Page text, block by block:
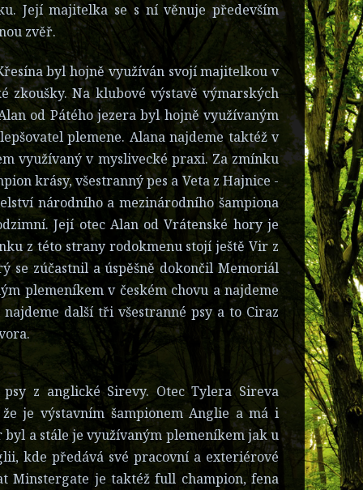
Její majitelka se s ní věnuje především
zvěř.
byl hojně využíván svojí majitelkou v
zkoušky. Na klubové výstavě výmarských
od Pátého jezera byl hojně využívaným
plemene. Alana najdeme taktéž v
využívaný v myslivecké praxi. Za zmínku
krásy, všestranný pes a Veta z Hajnice -
národního a mezinárodního šampiona
Její otec Alan od Vrátenské hory je
z této strany rodokmenu stojí ještě Vir z
se zúčastnil a úspěšně dokončil Memoriál
plemeníkem v českém chovu a najdeme
další tři všestranné psy a to Ciraz
z anglické Sirevy. Otec Tylera Sireva
je výstavním šampionem Anglie a má i
byl a stále je využívaným plemeníkem jak u
kde předává své pracovní a exteriérové
Minstergate je taktéž full champion, fena